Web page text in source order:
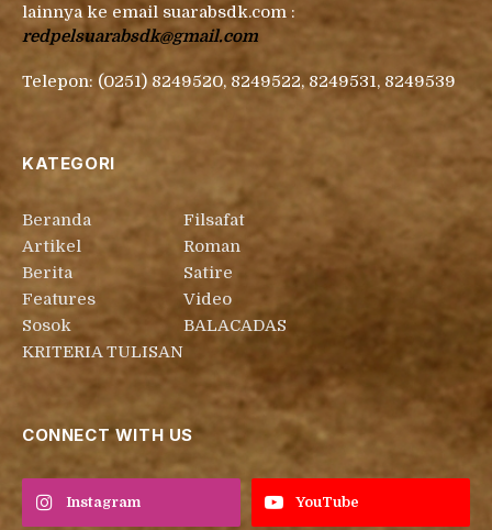
lainnya ke email suarabsdk.com :
redpelsuarabsdk@gmail.com
Telepon: (0251) 8249520, 8249522, 8249531, 8249539
KATEGORI
Beranda
Artikel
Berita
Features
Sosok
KRITERIA TULISAN
Filsafat
Roman
Satire
Video
BALACADAS
CONNECT WITH US
Instagram YouTube